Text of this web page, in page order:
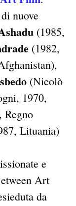
nuove
(1985,
(1982,
(Nicolò
1970,
Regno
Lituania)
e
Art
da